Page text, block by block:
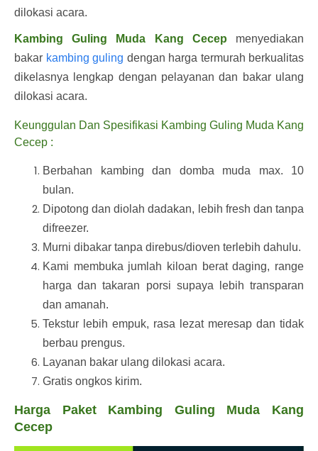
dilokasi acara.
Kambing Guling Muda Kang Cecep menyediakan
bakar kambing guling dengan harga termurah berkualitas
dikelasnya lengkap dengan pelayanan dan bakar ulang
dilokasi acara.
Keunggulan Dan Spesifikasi Kambing Guling Muda Kang
Cecep :
Berbahan kambing dan domba muda max. 10
bulan.
Dipotong dan diolah dadakan, lebih fresh dan tanpa
difreezer.
Murni dibakar tanpa direbus/dioven terlebih dahulu.
Kami membuka jumlah kiloan berat daging, range
harga dan takaran porsi supaya lebih transparan
dan amanah.
Tekstur lebih empuk, rasa lezat meresap dan tidak
berbau prengus.
Layanan bakar ulang dilokasi acara.
Gratis ongkos kirim.
Harga Paket Kambing Guling Muda Kang
Cecep